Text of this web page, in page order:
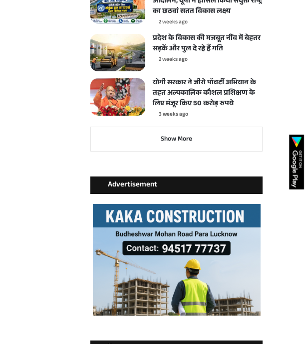
का छठवां सतत विकास लक्ष्य
2 weeks ago
प्रदेश के विकास की मजबूत नींव में बेहतर
सड़कें और पुल दे रहे हैं गति
2 weeks ago
योगी सरकार ने जीरो पॉवर्टी अभियान के
तहत अल्पकालिक कौशल प्रशिक्षण के
लिए मंजूर किए 50 करोड़ रुपये
3 weeks ago
Show More
Advertisement